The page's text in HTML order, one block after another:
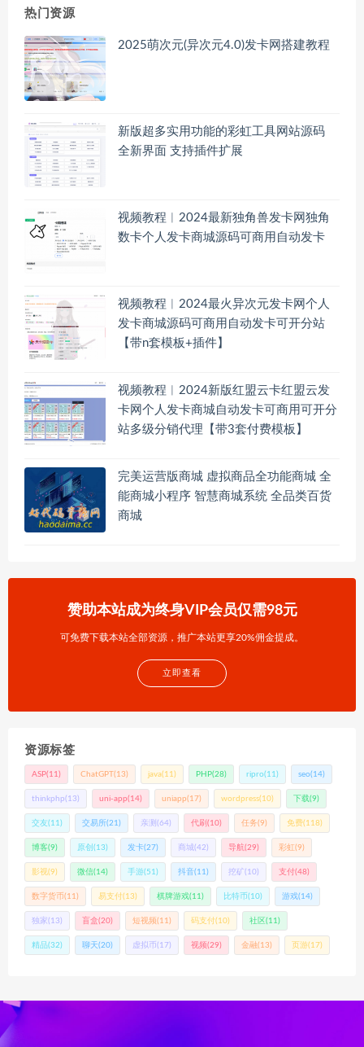
热门资源
2025萌次元(异次元4.0)发卡网搭建教程
新版超多实用功能的彩虹工具网站源码
全新界面 支持插件扩展
视频教程︱2024最新独角兽发卡网独角
数卡个人发卡商城源码可商用自动发卡
视频教程︱2024最火异次元发卡网个人
发卡商城源码可商用自动发卡可开分站
【带n套模板+插件】
视频教程︱2024新版红盟云卡红盟云发
卡网个人发卡商城自动发卡可商用可开分
站多级分销代理【带3套付费模板】
完美运营版商城 虚拟商品全功能商城 全
能商城小程序 智慧商城系统 全品类百货
商城
赞助本站成为终身VIP会员仅需98元
可免费下载本站全部资源，推广本站更享20%佣金提成。
立即查看
资源标签
ASP(11) ChatGPT(13) java(11) PHP(28) ripro(11) seo(14)
thinkphp(13) uni-app(14) uniapp(17) wordpress(10) 下载(9)
交友(11) 交易所(21) 亲测 (64) 代刷 (10) 任务(9) 免费(118)
博客(9) 原创 (13) 发卡(27) 商城(42) 导航(29) 彩虹(9)
影视(9) 微信(14) 手游(51) 抖音(11) 挖矿(10) 支付(48)
数字货币(11) 易支付(13) 棋牌游戏(11) 比特币(10) 游戏(14)
独家(13) 盲盒(20) 短视频(11) 码支付(10) 社区(11)
精品(32) 聊天(20) 虚拟币(17) 视频(29) 金融(13) 页游(17)